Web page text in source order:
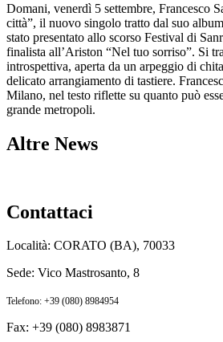
Domani, venerdì 5 settembre, Francesco
città”, il nuovo singolo tratto dal suo
stato presentato allo scorso Festival di
finalista all’Ariston “Nel tuo sorriso”. Si
introspettiva, aperta da un arpeggio di
delicato arrangiamento di tastiere.
Milano, nel testo riflette su quanto può
grande metropoli.
Altre News
Contattaci
Località: CORATO (BA), 70033
Sede: Vico Mastrosanto, 8
Telefono: +39 (080) 8984954
Fax: +39 (080) 8983871